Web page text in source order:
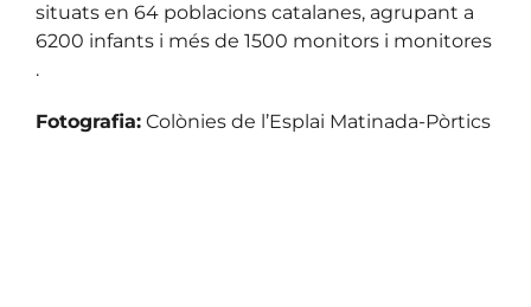
situats en 64 poblacions catalanes, agrupant a
6200 infants i més de 1500 monitors i monitores
.
Fotografia: Colònies de l’Esplai Matinada-Pòrtics